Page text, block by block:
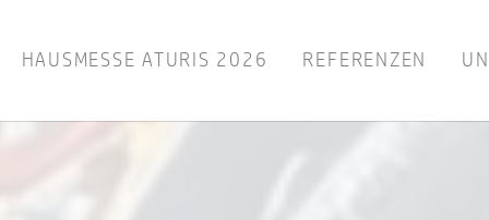
HAUSMESSE ATURIS 2026 REFERENZEN